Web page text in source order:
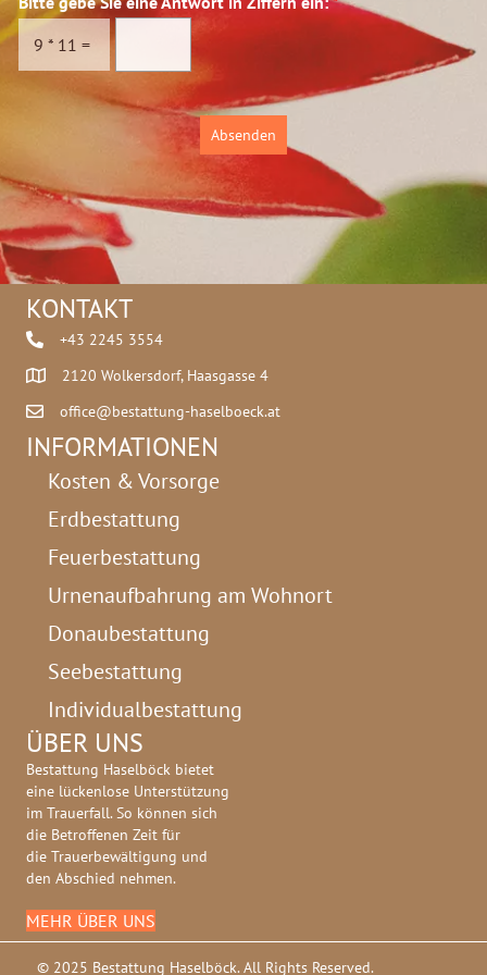
n
s
c
u
9 * 11 =
Absenden
KONTAKT
+43 2245 3554
2120 Wolkersdorf, Haasgasse 4
office@bestattung-haselboeck.at
INFORMATIONEN
Kosten & Vorsorge
Erdbestattung
Feuerbestattung
Urnenaufbahrung am Wohnort
Donaubestattung
Seebestattung
Individualbestattung
ÜBER UNS
Bestattung Haselböck bietet
eine lückenlose Unterstützung
im Trauerfall. So können sich
die Betroffenen Zeit für
die Trauerbewältigung und
den Abschied nehmen.
MEHR ÜBER UNS
© 2025 Bestattung Haselböck. All Rights Reserved.